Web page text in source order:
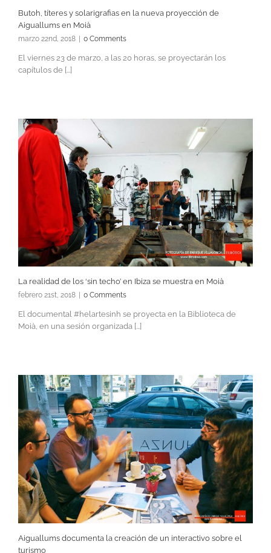
Butoh, títeres y solarigrafias en la nueva proyección de
Aiguallums en Moià
marzo 22nd, 2018 | 0 Comments
El viernes 23 de marzo, a las 20 horas, se proyectarán los
capítulos de [...]
La realidad de los ‘sin techo’ en Ibiza se muestra en Moià
febrero 21st, 2018 0 Comments
El documental #helartesinh se proyecta en la Biblioteca de
Moià, en una sesión organizada [...]
Aiguallums documenta la creación de un interactivo sobre el
turismo